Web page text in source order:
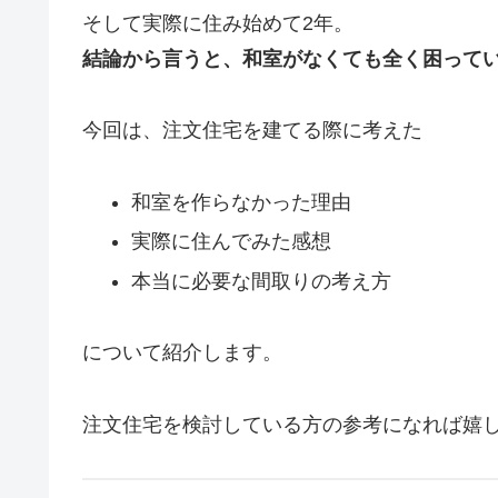
そして実際に住み始めて2年。
結論から言うと、和室がなくても全く困って
今回は、注文住宅を建てる際に考えた
和室を作らなかった理由
実際に住んでみた感想
本当に必要な間取りの考え方
について紹介します。
注文住宅を検討している方の参考になれば嬉